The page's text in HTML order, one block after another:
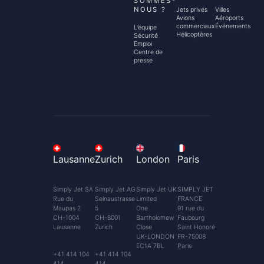
NOUS ?
L’équipe
Sécurité
Emploi
Centre de
presse
Jets privés
Avions
commerciaux
Hélicoptères
Villes
Aéroports
Événements
Lausanne
Simply Jet SA
Rue du
Maupas 2
CH-1004
Lausanne
+41 414 104
Zurich
Simply Jet AG
Selnaustrasse
5
CH-8001
Zurich
+41 414 104
London
Simply Jet UK
Limited
One
Bartholomew
Close
UK-LONDON
EC1A 7BL
Paris
SIMPLY JET
FRANCE
91 rue du
Faubourg
Saint Honoré
FR-75008
Paris